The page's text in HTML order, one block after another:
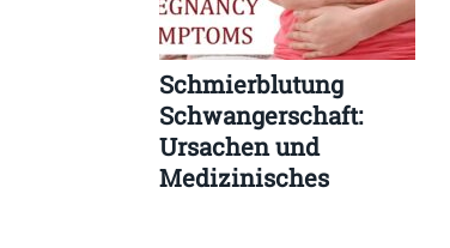
Schmierblutung
Schwangerschaft:
Ursachen und
Medizinisches